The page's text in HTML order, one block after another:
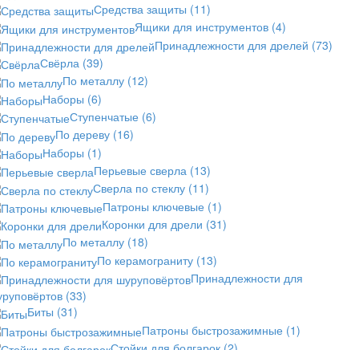
Средства защиты (11)
Ящики для инструментов (4)
Принадлежности для дрелей (73)
Свёрла (39)
По металлу (12)
Наборы (6)
Ступенчатые (6)
По дереву (16)
Наборы (1)
Перьевые сверла (13)
Сверла по стеклу (11)
Патроны ключевые (1)
Коронки для дрели (31)
По металлу (18)
По керамограниту (13)
Принадлежности для
(33)
Биты (31)
Патроны быстрозажимные (1)